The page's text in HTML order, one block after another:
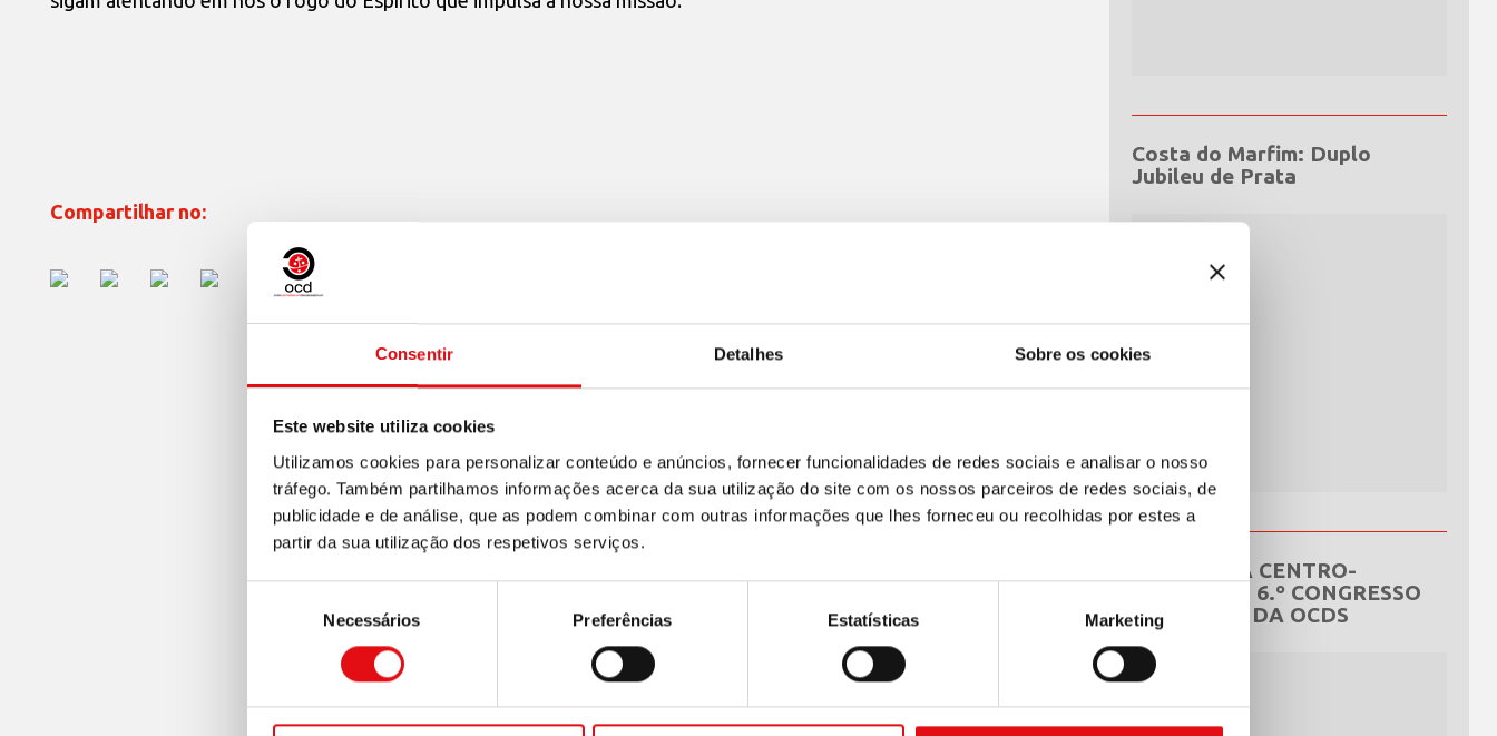
Consentir Detalhes Sobre os cookies
Este website utiliza cookies
Utilizamos cookies para personalizar conteúdo e anúncios, fornecer funcionalidades de redes sociais e analisar o nosso
tráfego. Também partilhamos informações acerca da sua utilização do site com os nossos parceiros de redes sociais, de
publicidade e de análise, que as podem combinar com outras informações que lhes forneceu ou recolhidas por estes a
partir da sua utilização dos respetivos serviços.
consentimento
Necessários Preferências Estatísticas Marketing
Compartilhar no:
Costa do Marfim: Duplo
Jubileu de Prata
REPÚBLICA CENTRO-
AFRICANA: 6.º CONGRESSO
NACIONAL DA OCDS